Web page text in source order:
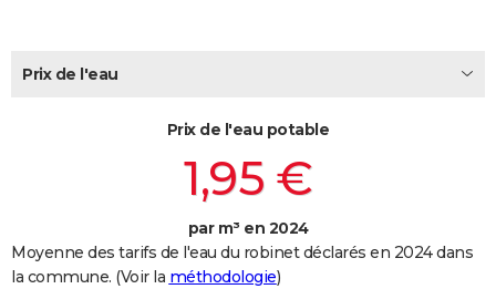
Dictionnaire
Biographies
Citations
Expressions
Proverbes
Bricolage
Lifestyle
Culture
Sport
Auto
Television
Voyage
Cinema
Prix de l'eau
Prix de l'eau potable
1,95 €
par m³ en 2024
Moyenne des tarifs de l'eau du robinet déclarés en 2024 dans
la commune. (Voir la méthodologie)